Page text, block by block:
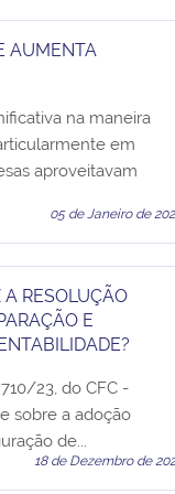
AUMENTA
na maneira
em
aproveitavam
05 de Janeiro de
RESOLUÇÃO
E
23, do CFC -
sobre a adoção
de...
18 de Dezembro de